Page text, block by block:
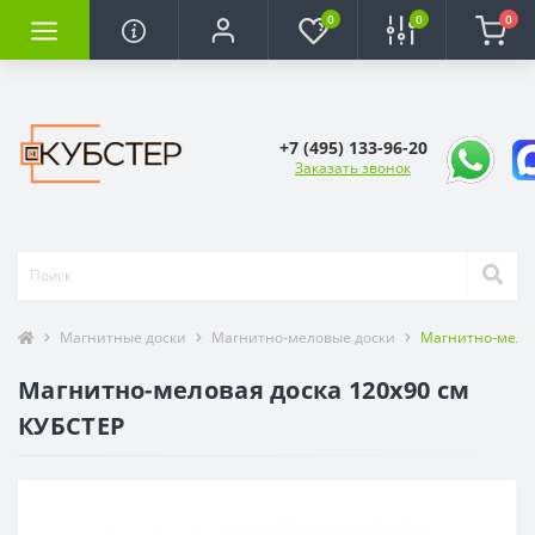
0 0 0
+7 (495) 133-96-20
Заказать звонок
Магнитные доски Магнитно-меловые доски Магнитно-
Магнитно-меловая доска 120x90 см
КУБСТЕР